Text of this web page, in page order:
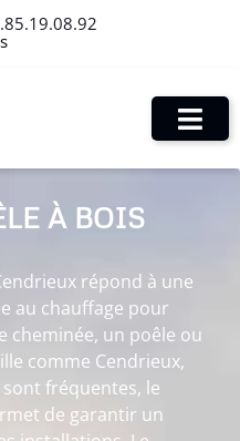
À BOIS
répond à une
au chauffage pour
cheminée, un poêle ou
comme Cendrieux,
fréquentes, le
de garantir un